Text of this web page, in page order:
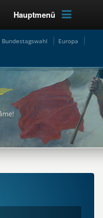
Hauptmenü
Bundestagswahl
Europa